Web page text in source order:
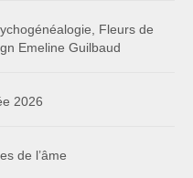
Fleurs de
Emeline Guilbaud
2026
de l’âme